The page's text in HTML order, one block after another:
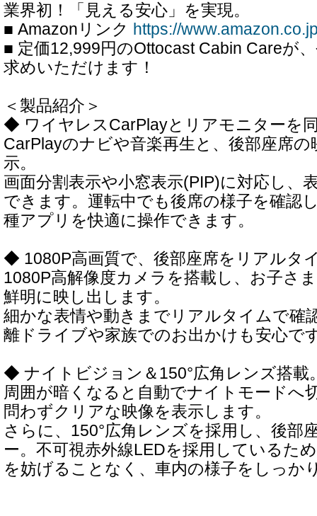
業界初！「見える安心」を実現。
■ Amazonリンク https://
■ 定価12,999円のOttocast Cabin Careが
求めいただけます！
＜製品紹介＞
◆ ワイヤレスCarPlayとリアモニターを
CarPlayのナビや音楽再生と、後部座席の
示。
画面分割表示や小窓表示(PIP)に対応し、
できます。運転中でも後席の様子を確認
種アプリを快適に操作できます。
◆ 1080P高画質で、後部座席をリアルタ
1080P高解像度カメラを搭載し、お子さ
鮮明に映し出します。
細かな表情や動きまでリアルタイムで確
離ドライブや家族でのお出かけも安心で
◆ ナイトビジョン＆150°広角レンズ搭載
周囲が暗くなると自動でナイトモードへ
問わずクリアな映像を表示します。
さらに、150°広角レンズを採用し、後部
ー。不可視赤外線LEDを採用しているた
を妨げることなく、車内の様子をしっか